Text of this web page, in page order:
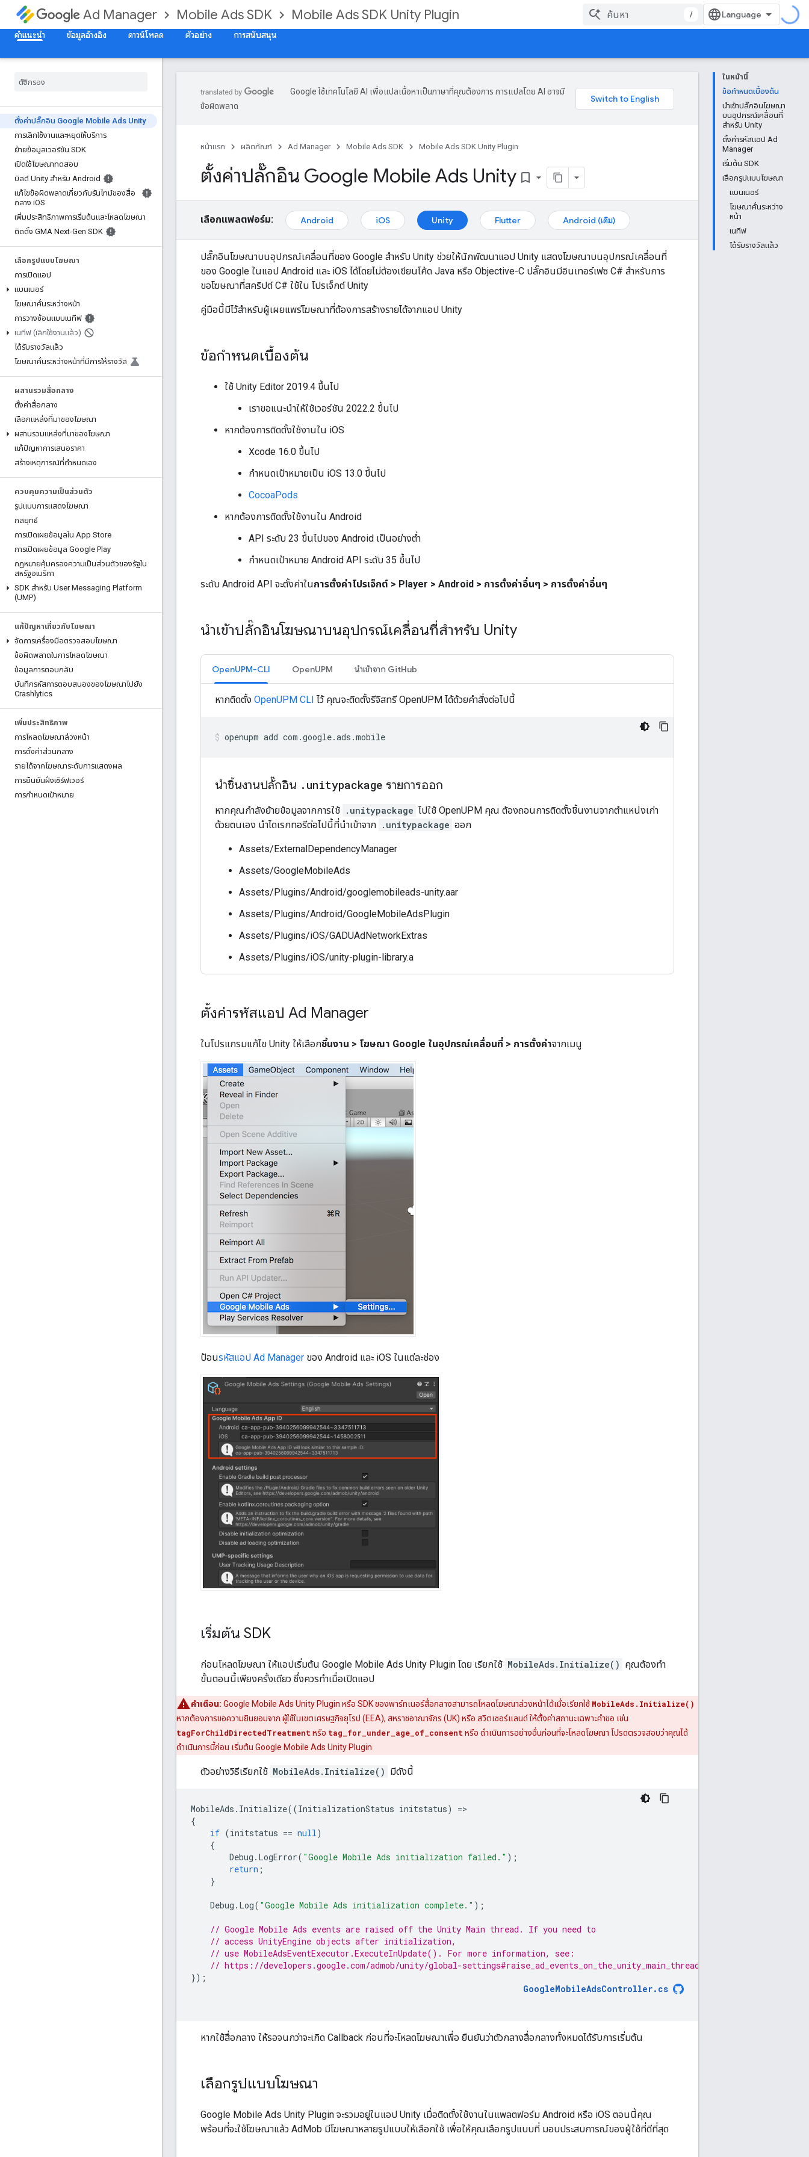
Ad Manager Mobile Ads SDK Mobile Ads SDK Unity Plugin
/
คำแนะนำ
ข้อมูลอ้างอิง ดาวน์โหลด ตัวอย่าง การสนับสนุน
ตั้งค่าปลั๊กอิน Google Mobile Ads Unity
การเลิกใช้งานและหยุดให้บริการ
ย้ายข้อมูลเวอร์ชัน SDK
เปิดใช้โฆษณาทดสอบ
บิลด์ Unity สำหรับ Android
แก้ไขข้อผิดพลาดเกี่ยวกับรันไทม์ของสื่อ
กลาง iOS
เพิ่มประสิทธิภาพการเริ่มต้นและโหลดโฆษณา
ติดตั้ง GMA Next-Gen SDK
เลือกรูปแบบโฆษณา
การเปิดแอป
แบนเนอร์
โฆษณาคั่นระหว่างหน้า
การวางซ้อนแบบเนทีฟ
เนทีฟ (เลิกใช้งานแล้ว)
ได้รับรางวัลแล้ว
โฆษณาคั่นระหว่างหน้าที่มีการให้รางวัล
ผสานรวมสื่อกลาง
ตั้งค่าสื่อกลาง
เลือกแหล่งที่มาของโฆษณา
ผสานรวมแหล่งที่มาของโฆษณา
แก้ปัญหาการเสนอราคา
สร้างเหตุการณ์ที่กำหนดเอง
ควบคุมความเป็นส่วนตัว
รูปแบบการแสดงโฆษณา
กลยุทธ์
การเปิดเผยข้อมูลใน App Store
การเปิดเผยข้อมูล Google Play
กฎหมายคุ้มครองความเป็นส่วนตัวของรัฐใน
สหรัฐอเมริกา
SDK สำหรับ User Messaging Platform
(UMP)
แก้ปัญหาเกี่ยวกับโฆษณา
จัดการเครื่องมือตรวจสอบโฆษณา
ข้อผิดพลาดในการโหลดโฆษณา
ข้อมูลการตอบกลับ
บันทึกรหัสการตอบสนองของโฆษณาไปยัง
Crashlytics
เพิ่มประสิทธิภาพ
การโหลดโฆษณาล่วงหน้า
การตั้งค่าส่วนกลาง
รายได้จากโฆษณาระดับการแสดงผล
การยืนยันฝั่งเซิร์ฟเวอร์
การกำหนดเป้าหมาย
ในหน้านี้
ข้อกำหนดเบื้องต้น
นำเข้าปลั๊กอินโฆษณา
บนอุปกรณ์เคลื่อนที่
สำหรับ Unity
ตั้งค่ารหัสแอป Ad
Manager
เริ่มต้น SDK
เลือกรูปแบบโฆษณา
แบนเนอร์
โฆษณาคั่นระหว่าง
หน้า
เนทีฟ
ได้รับรางวัลแล้ว
Google ใช้เทคโนโลยี AI เพื่อแปลเนื้อหาเป็นภาษาที่คุณต้องการ การแปลโดย AI อาจมี
ข้อผิดพลาด
หน้าแรก ผลิตภัณฑ์ Ad Manager Mobile Ads SDK Mobile Ads SDK Unity Plugin
ตั้งค่าปลั๊กอิน Google Mobile Ads Unity bookmark_border
เลือกแพลตฟอร์ม: Android iOS Unity Flutter Android (เดิม)
ปลั๊กอินโฆษณาบนอุปกรณ์เคลื่อนที่ของ Google สำหรับ Unity ช่วยให้นักพัฒนาแอป Unity แสดงโฆษณาบนอุปกรณ์เคลื่อนที่
ของ Google ในแอป Android และ iOS ได้โดยไม่ต้องเขียนโค้ด Java หรือ Objective-C ปลั๊กอินมีอินเทอร์เฟซ C# สำหรับการ
ขอโฆษณาที่สคริปต์ C# ใช้ใน โปรเจ็กต์ Unity
คู่มือนี้มีไว้สำหรับผู้เผยแพร่โฆษณาที่ต้องการสร้างรายได้จากแอป Unity
ข้อกำหนดเบื้องต้น
ใช้ Unity Editor 2019.4 ขึ้นไป
เราขอแนะนำให้ใช้เวอร์ชัน 2022.2 ขึ้นไป
หากต้องการติดตั้งใช้งานใน iOS
Xcode 16.0 ขึ้นไป
กำหนดเป้าหมายเป็น iOS 13.0 ขึ้นไป
CocoaPods
หากต้องการติดตั้งใช้งานใน Android
API ระดับ 23 ขึ้นไปของ Android เป็นอย่างต่ำ
กำหนดเป้าหมาย Android API ระดับ 35 ขึ้นไป
ระดับ Android API จะตั้งค่าในการตั้งค่าโปรเจ็กต์ > Player > Android > การตั้งค่าอื่นๆ > การตั้งค่าอื่นๆ
นำเข้าปลั๊กอินโฆษณาบนอุปกรณ์เคลื่อนที่สำหรับ Unity
OpenUPM-CLI OpenUPM นำเข้าจาก GitHub
หากติดตั้ง OpenUPM CLI ไว้ คุณจะติดตั้งรีจิสทรี OpenUPM ได้ด้วยคำสั่งต่อไปนี้
openupm add com.google.ads.mobile
นำชิ้นงานปลั๊กอิน . unitypackage รายการออก
หากคุณกำลังย้ายข้อมูลจากการใช้ .unitypackage ไปใช้ OpenUPM คุณ ต้องถอนการติดตั้งชิ้นงานจากตำแหน่งเก่า
ด้วยตนเอง นำไดเรกทอรีต่อไปนี้ที่นำเข้าจาก .unitypackage ออก
Assets/ExternalDependencyManager
Assets/GoogleMobileAds
Assets/Plugins/Android/googlemobileads-unity.aar
Assets/Plugins/Android/GoogleMobileAdsPlugin
Assets/Plugins/iOS/GADUAdNetworkExtras
Assets/Plugins/iOS/unity-plugin-library.a
ตั้งค่ารหัสแอป Ad Manager
ในโปรแกรมแก้ไข Unity ให้เลือกชิ้นงาน > โฆษณา Google ในอุปกรณ์เคลื่อนที่ > การตั้งค่าจากเมนู
ป้อนรหัสแอป Ad Manager ของ Android และ iOS ในแต่ละช่อง
เริ่มต้น SDK
ก่อนโหลดโฆษณา ให้แอปเริ่มต้น Google Mobile Ads Unity Plugin โดย เรียกใช้ MobileAds.Initialize() คุณต้องทำ
ขั้นตอนนี้เพียงครั้งเดียว ซึ่งควรทำเมื่อเปิดแอป
คำเตือน: Google Mobile Ads Unity Plugin หรือ SDK ของพาร์ทเนอร์สื่อกลางสามารถโหลดโฆษณาล่วงหน้าได้เมื่อเรียกใช้ MobileAds.Initialize()
หากต้องการขอความยินยอมจาก ผู้ใช้ในเขตเศรษฐกิจยุโรป (EEA), สหราชอาณาจักร (UK) หรือ สวิตเซอร์แลนด์ ให้ตั้งค่าสถานะเฉพาะคำขอ เช่น
tagForChildDirectedTreatmentหรือ tag_for_under_age_of_consentหรือ ดำเนินการอย่างอื่นก่อนที่จะโหลดโฆษณา โปรดตรวจสอบว่าคุณได้
ดำเนินการนี้ก่อน เริ่มต้น Google Mobile Ads Unity Plugin
ตัวอย่างวิธีเรียกใช้ MobileAds.Initialize() มีดังนี้
MobileAds . Initialize((InitializationStatus initstatus) =
{
if (initstatus == null)
{
Debug . LogError( "Google Mobile Ads initialization failed." );
return ;
}
Debug . Log( "Google Mobile Ads initialization complete." );
// Google Mobile Ads events are raised off the Unity Main thread. If you need to
// access UnityEngine objects after initialization,
// use MobileAdsEventExecutor.ExecuteInUpdate(). For more information, see:
// https://developers.google.com/admob/unity/global-settings#raise_ad_events_on_the_unity_main_thread
});
GoogleMobileAdsController. cs
หากใช้สื่อกลาง ให้รอจนกว่าจะเกิด Callback ก่อนที่จะโหลดโฆษณาเพื่อ ยืนยันว่าตัวกลางสื่อกลางทั้งหมดได้รับการเริ่มต้น
เลือกรูปแบบโฆษณา
Google Mobile Ads Unity Plugin จะรวมอยู่ในแอป Unity เมื่อติดตั้งใช้งานในแพลตฟอร์ม Android หรือ iOS ตอนนี้คุณ
พร้อมที่จะใช้โฆษณาแล้ว AdMob มีโฆษณาหลายรูปแบบให้เลือกใช้ เพื่อให้คุณเลือกรูปแบบที่ มอบประสบการณ์ของผู้ใช้ที่ดีที่สุด